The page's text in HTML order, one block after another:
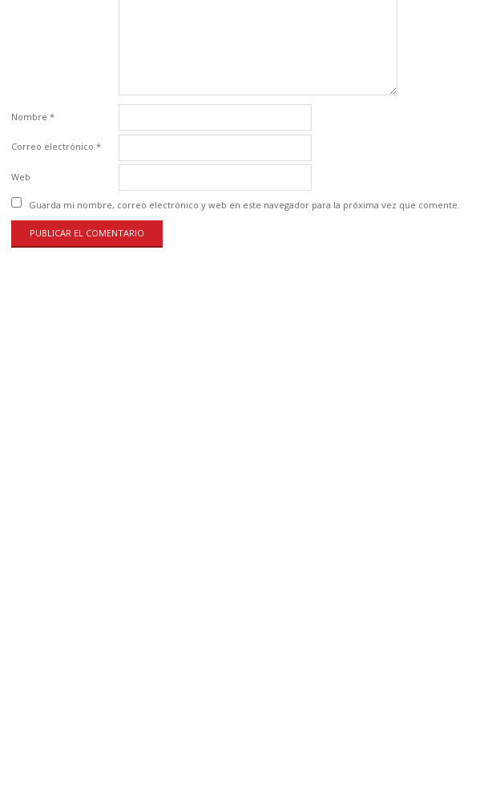
Nombre *
Correo electrónico *
Web
Guarda mi nombre, correo electrónico y web en este navegador para la próxima vez que comente.